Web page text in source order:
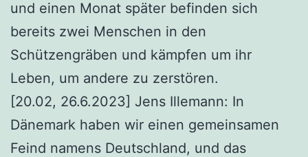
und einen Monat später befinden sich
bereits zwei Menschen in den
Schützengräben und kämpfen um ihr
Leben, um andere zu zerstören.
[20.02, 26.6.2023] Jens Illemann: In
Dänemark haben wir einen gemeinsamen
Feind namens Deutschland, und das